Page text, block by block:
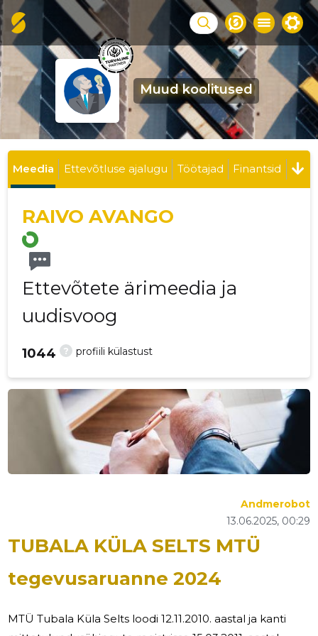
Muud koolitused
Meedia Ettevõtluse ajalugu Töötajad Finantsid
RAIVO AVANGO
Ettevõtete ärimeedia ja
uudisvoog
? profiili külastust
1044
TUBALA KÜLA SELTS MTÜ
tegevusaruanne 2024
13.06.2025, 00:29
Andmerobot
MTÜ Tubala Küla Selts loodi 12.11.2010. aastal ja kanti